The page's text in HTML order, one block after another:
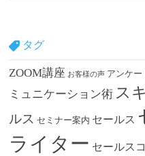
タグ
ZOOM講座 お客様の声 アンケー
ミュニケーション術 ス
ルス セミナー案内 セールス
ライター セールス